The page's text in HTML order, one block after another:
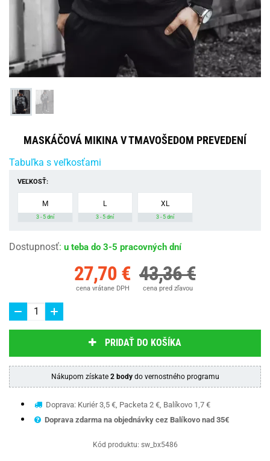
MASKÁČOVÁ MIKINA V TMAVOŠEDOM PREVEDENÍ
Tabuľka s veľkosťami
VEĽKOSŤ:
M
3 - 5 dní
L
3 - 5 dní
XL
3 - 5 dní
Dostupnosť: u teba do 3-5 pracovných dní
27,70 €
cena vrátane DPH
43,36 €
cena pred zľavou
PRIDAŤ DO KOŠÍKA
Nákupom získate 2 bodydo vernostného programu
Doprava: Kuriér 3,5 €, Packeta 2 €, Balíkovo 1,7 €
Doprava zdarma na objednávky cez Balíkovo nad 35€
Kód produktu: sw_bx5486